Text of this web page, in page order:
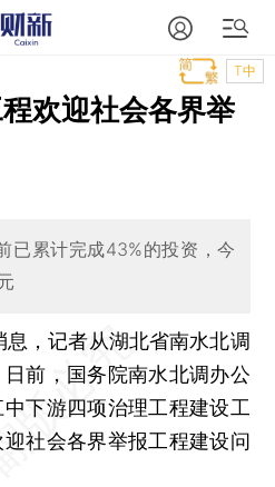
T中
欢迎社会各界举
已累计完成43%的投资，今
，记者从湖北省南水北调
前，国务院南水北调办公
下游四项治理工程建设工
社会各界举报工程建设问